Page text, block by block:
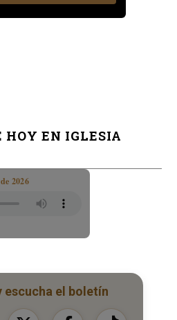
HOY EN IGLESIA
2026
escucha el boletín